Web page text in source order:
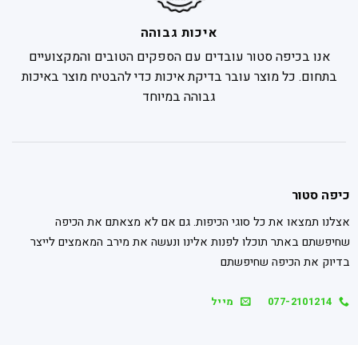
איכות גבוהה
אנו בכיפה סטור עובדים עם הספקים הטובים והמקצועיים
בתחום. כל מוצר עובר בדיקת איכות כדי להבטיח מוצר באיכות
גבוהה במיוחד
כיפה סטור
אצלנו תמצאו את כל סוגי הכיפות. גם אם לא מצאתם את הכיפה
שחיפשתם באתר תוכלו לפנות אלינו ונעשה את מירב המאמצים לייצר
בדיוק את הכיפה שחיפשתם
077-2101214 מייל